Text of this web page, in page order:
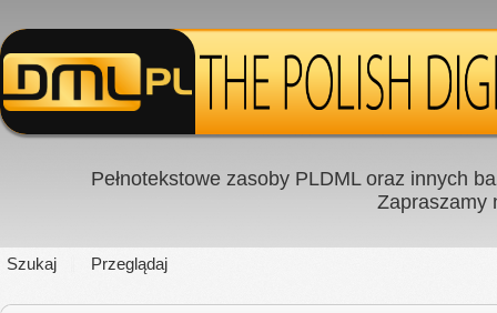
Pełnotekstowe zasoby PLDML oraz innych
Zapraszamy
Szukaj Przeglądaj